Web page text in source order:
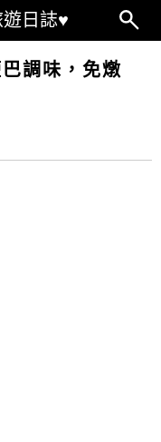
日誌♥
調味，免燉